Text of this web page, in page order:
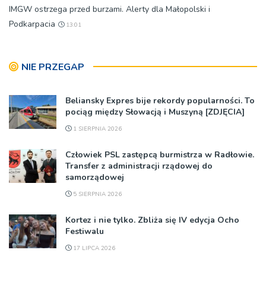
IMGW ostrzega przed burzami. Alerty dla Małopolski i
Podkarpacia
13:01
NIE PRZEGAP
Beliansky Expres bije rekordy popularności. To
pociąg między Słowacją i Muszyną [ZDJĘCIA]
1 SIERPNIA 2026
Człowiek PSL zastępcą burmistrza w Radłowie.
Transfer z administracji rządowej do
samorządowej
5 SIERPNIA 2026
Kortez i nie tylko. Zbliża się IV edycja Ocho
Festiwalu
17 LIPCA 2026